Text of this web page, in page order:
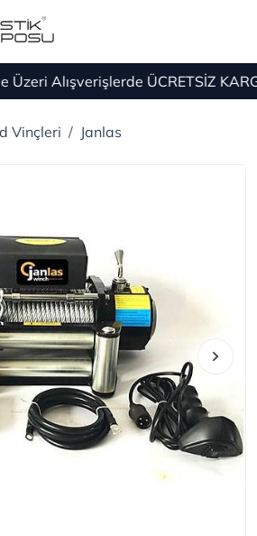
ÜCRETSİZ KARGO
Vinçleri Janlas